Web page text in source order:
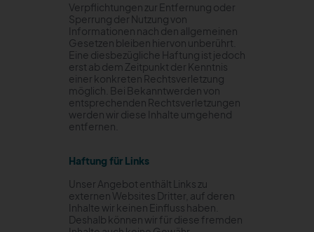
Verpflichtungen zur Entfernung oder
Sperrung der Nutzung von
Informationen nach den allgemeinen
Gesetzen bleiben hiervon unberührt.
Eine diesbezügliche Haftung ist jedoch
erst ab dem Zeitpunkt der Kenntnis
einer konkreten Rechtsverletzung
möglich. Bei Bekanntwerden von
entsprechenden Rechtsverletzungen
werden wir diese Inhalte umgehend
entfernen.
Haftung für Links
Unser Angebot enthält Links zu
externen Websites Dritter, auf deren
Inhalte wir keinen Einfluss haben.
Deshalb können wir für diese fremden